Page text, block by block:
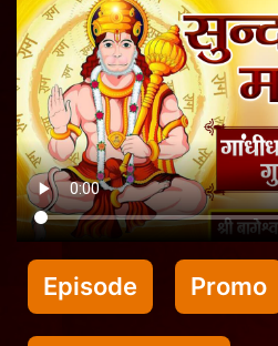
Episode Promo